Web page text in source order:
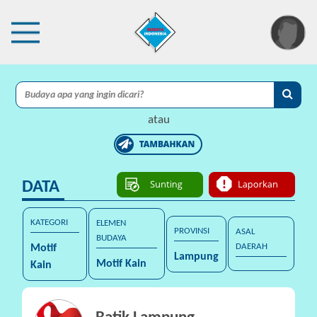
atau
×
I
P
r
o
t
s
i
DATA
KATEGORI
Motif
Kain
ELEMEN
BUDAYA
Motif Kain
PROVINSI
Lampung
ASAL
DAERAH